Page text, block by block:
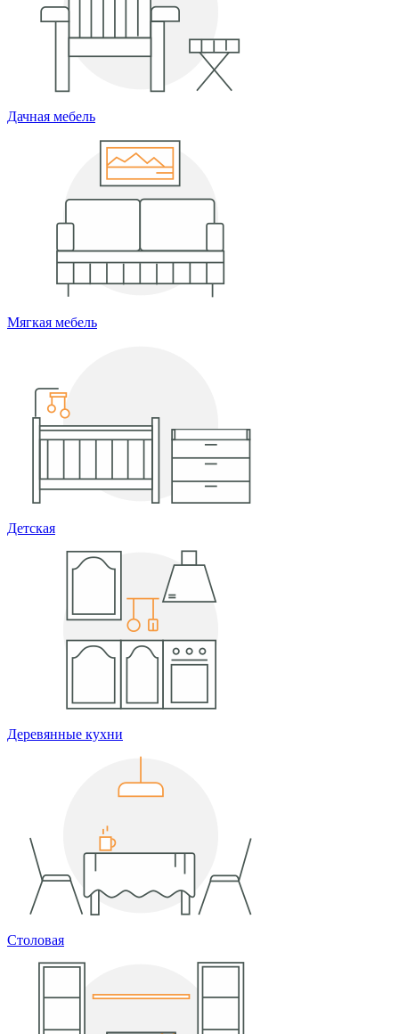
Дачная мебель
Мягкая мебель
Детская
Деревянные кухни
Столовая